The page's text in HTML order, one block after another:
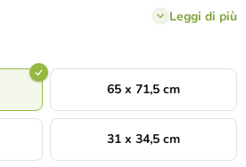
Leggi di più
65 x 71,5 cm
31 x 34,5 cm